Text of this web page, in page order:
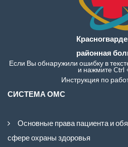
районная
Если Вы обнаружили ошибку в
и нажмите Ctrl
Инструкция по
СИСТЕМА ОМС
Основные права пациента и
сфере охраны здоровья